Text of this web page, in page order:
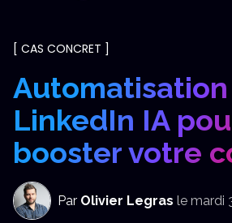
[ CAS CONCRET ]
Automatisation
LinkedIn IA
booster votre
Par Olivier Legras le mardi